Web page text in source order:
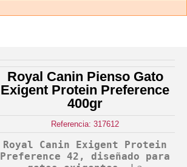
Royal Canin Pienso Gato
Exigent Protein Preference
400gr
Referencia: 317612
Royal Canin Exigent Protein
Preference 42, diseñado para